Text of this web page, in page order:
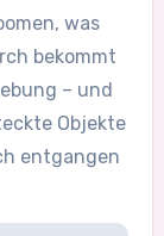
was
bekommt
– und
Objekte
entgangen